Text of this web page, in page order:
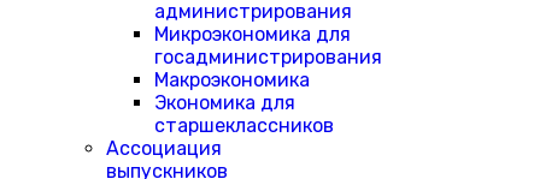
администрирования
Микроэкономика для
госадминистрирования
Макроэкономика
Экономика для
старшеклассников
Ассоциация
выпускников